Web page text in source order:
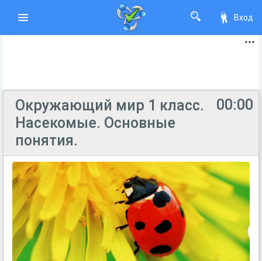
Вход
00:00
Окружающий мир 1 класс.
Насекомые. Основные
понятия.